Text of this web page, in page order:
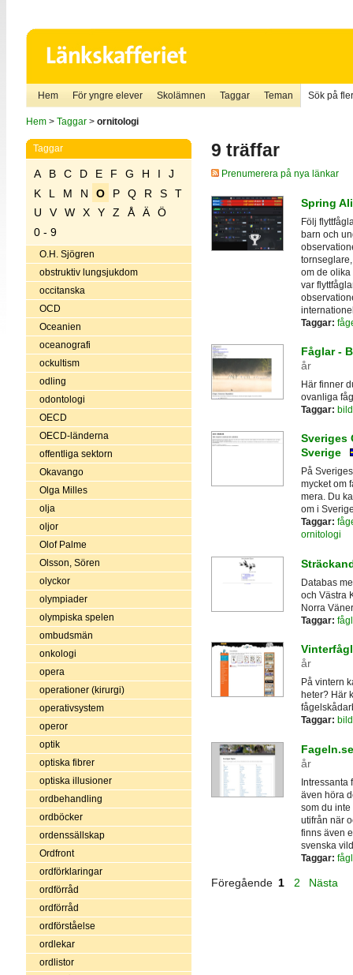
Hem För yngre elever Skolämnen Taggar Teman Sök på
Hem> Taggar> ornitologi
Taggar
A B C D E F G H I
J
K
L M N O P Q R S
T
U
V W X Y Z Å Ä
Ö
0 - 9
O.H. Sjögren
obstruktiv lungsjukdom
occitanska
OCD
Oceanien
oceanografi
ockultism
odling
odontologi
OECD
OECD-länderna
offentliga sektorn
Okavango
Olga Milles
olja
oljor
Olof Palme
Olsson, Sören
olyckor
olympiader
olympiska spelen
ombudsmän
onkologi
opera
operationer (kirurgi)
operativsystem
operor
optik
optiska fibrer
optiska illusioner
ordbehandling
ordböcker
ordenssällskap
Ordfront
ordförklaringar
ordförråd
ordförråd
ordförståelse
ordlekar
ordlistor
9 träffar
Prenumerera på nya länkar
Spring
Följ
barn och
om de
var
Taggar:
Fåglar -
år
Här finner
ovanliga
Taggar:
Sveriges
Sverige
På
mycket om
mera. Du
om i
Taggar:
ornitologi
Databas
och Västra
Norra
Taggar:
år
På vintern
heter? Här
Taggar:
år
Intressanta
även höra
som du
utifrån när
finns även
svenska
Taggar:
Föregående 1 2 Nästa